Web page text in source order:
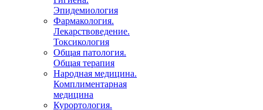
Эпидемиология
Фармакология.
Лекарствоведение.
Токсикология
Общая патология.
Общая терапия
Народная медицина.
Комплиментарная
медицина
Курортология.